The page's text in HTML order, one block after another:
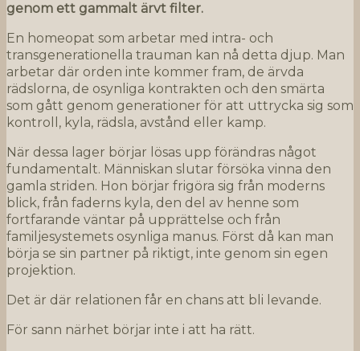
genom ett gammalt ärvt filter.
En homeopat som arbetar med intra- och
transgenerationella trauman kan nå detta djup. Man
arbetar där orden inte kommer fram, de ärvda
rädslorna, de osynliga kontrakten och den smärta
som gått genom generationer för att uttrycka sig som
kontroll, kyla, rädsla, avstånd eller kamp.
När dessa lager börjar lösas upp förändras något
fundamentalt. Människan slutar försöka vinna den
gamla striden. Hon börjar frigöra sig från moderns
blick, från faderns kyla, den del av henne som
fortfarande väntar på upprättelse och från
familjesystemets osynliga manus. Först då kan man
börja se sin partner på riktigt, inte genom sin egen
projektion.
Det är där relationen får en chans att bli levande.
För sann närhet börjar inte i att ha rätt.